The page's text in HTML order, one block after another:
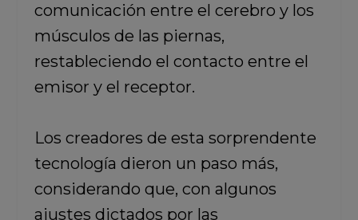
comunicación entre el cerebro y los
músculos de las piernas,
restableciendo el contacto entre el
emisor y el receptor.
Los creadores de esta sorprendente
tecnología dieron un paso más,
considerando que, con algunos
ajustes dictados por las